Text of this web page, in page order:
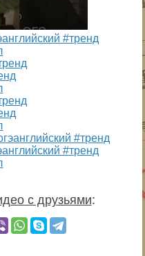
#тренд
#тренд
с друзьями: